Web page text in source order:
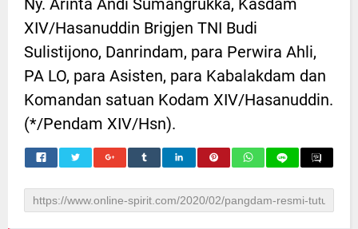
Ny. Arinta Andi Sumangrukka, Kasdam
XIV/Hasanuddin Brigjen TNI Budi
Sulistijono, Danrindam, para Perwira Ahli,
PA LO, para Asisten, para Kabalakdam dan
Komandan satuan Kodam XIV/Hasanuddin.
(*/Pendam XIV/Hsn).